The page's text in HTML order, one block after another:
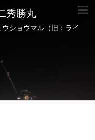
秀勝丸
ショウマル（旧：ライ